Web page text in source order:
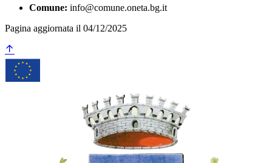
Comune: info@comune.oneta.bg.it
Pagina aggiornata il 04/12/2025